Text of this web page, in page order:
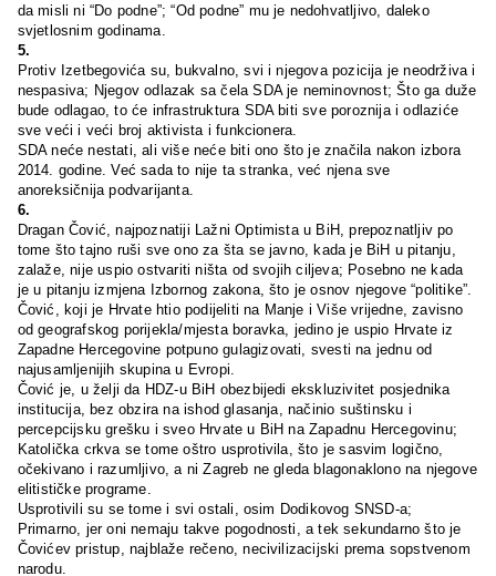
da misli ni “Do podne”; “Od podne” mu je nedohvatljivo, daleko
svjetlosnim godinama.
5.
Protiv Izetbegovića su, bukvalno, svi i njegova pozicija je neodrživa i
nespasiva; Njegov odlazak sa čela SDA je neminovnost; Što ga duže
bude odlagao, to će infrastruktura SDA biti sve poroznija i odlaziće
sve veći i veći broj aktivista i funkcionera.
SDA neće nestati, ali više neće biti ono što je značila nakon izbora
2014. godine. Već sada to nije ta stranka, već njena sve
anoreksičnija podvarijanta.
6.
Dragan Čović, najpoznatiji Lažni Optimista u BiH, prepoznatljiv po
tome što tajno ruši sve ono za šta se javno, kada je BiH u pitanju,
zalaže, nije uspio ostvariti ništa od svojih ciljeva; Posebno ne kada
je u pitanju izmjena Izbornog zakona, što je osnov njegove “politike”.
Čović, koji je Hrvate htio podijeliti na Manje i Više vrijedne, zavisno
od geografskog porijekla/mjesta boravka, jedino je uspio Hrvate iz
Zapadne Hercegovine potpuno gulagizovati, svesti na jednu od
najusamljenijih skupina u Evropi.
Čović je, u želji da HDZ-u BiH obezbijedi ekskluzivitet posjednika
institucija, bez obzira na ishod glasanja, načinio suštinsku i
percepcijsku grešku i sveo Hrvate u BiH na Zapadnu Hercegovinu;
Katolička crkva se tome oštro usprotivila, što je sasvim logično,
očekivano i razumljivo, a ni Zagreb ne gleda blagonaklono na njegove
elitističke programe.
Usprotivili su se tome i svi ostali, osim Dodikovog SNSD-a;
Primarno, jer oni nemaju takve pogodnosti, a tek sekundarno što je
Čovićev pristup, najblaže rečeno, necivilizacijski prema sopstvenom
narodu.